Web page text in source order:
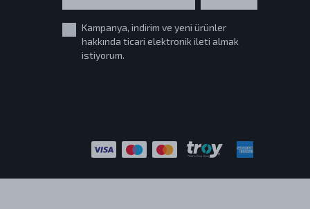
Kampanya, indirim ve yeni ürünler
hakkında ticari elektronik ileti almak
istiyorum.